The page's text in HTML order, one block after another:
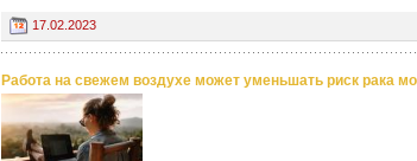
17.02.2023
Работа на свежем воздухе может уменьшать риск рака